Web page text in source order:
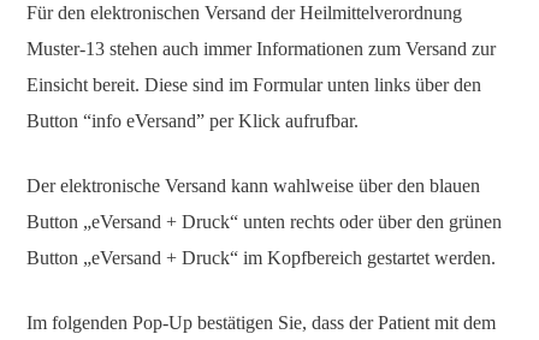
Für den elektronischen Versand der Heilmittelverordnung
Muster-13 stehen auch immer Informationen zum Versand zur
Einsicht bereit. Diese sind im Formular unten links über den
Button “info eVersand” per Klick aufrufbar.
Der elektronische Versand kann wahlweise über den blauen
Button „eVersand + Druck“ unten rechts oder über den grünen
Button „eVersand + Druck“ im Kopfbereich gestartet werden.
Im folgenden Pop-Up bestätigen Sie, dass der Patient mit dem